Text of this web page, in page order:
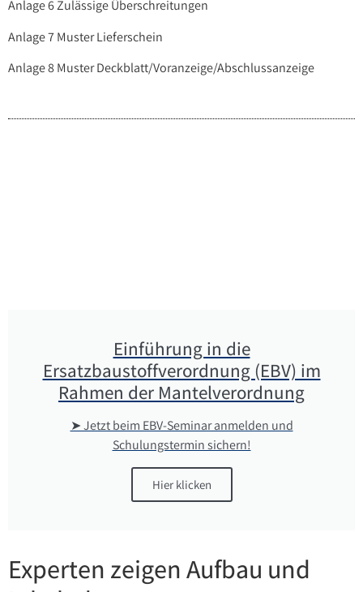
Anlage 6 Zulässige Überschreitungen
Anlage 7 Muster Lieferschein
Anlage 8 Muster Deckblatt/Voranzeige/Abschlussanzeige
Einführung in die
Ersatzbaustoffverordnung (EBV) im
Rahmen der Mantelverordnung
➤ Jetzt beim EBV-Seminar anmelden und
Schulungstermin sichern!
Hier klicken
Experten zeigen Aufbau und